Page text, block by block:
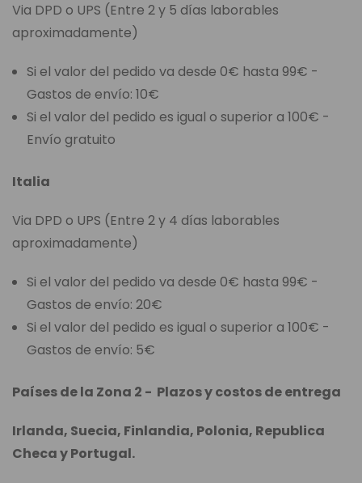
Via DPD o UPS (Entre 2 y 5 días laborables
aproximadamente)
Si el valor del pedido va desde 0€ hasta 99€ -
Gastos de envío: 10€
Si el valor del pedido es igual o superior a 100€ -
Envío gratuito
Italia
Via DPD o UPS (Entre 2 y 4 días laborables
aproximadamente)
Si el valor del pedido va desde 0€ hasta 99€ -
Gastos de envío: 20€
Si el valor del pedido es igual o superior a 100€ -
Gastos de envío: 5€
Países de la Zona 2 - Plazos y costos de entrega
Irlanda, Suecia, Finlandia, Polonia, Republica
Checa y Portugal.